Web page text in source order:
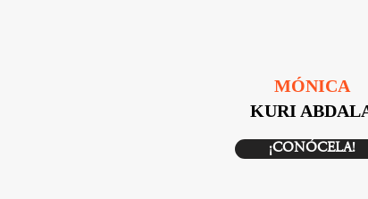
MÓNICA
KURI
¡CONÓCELA!